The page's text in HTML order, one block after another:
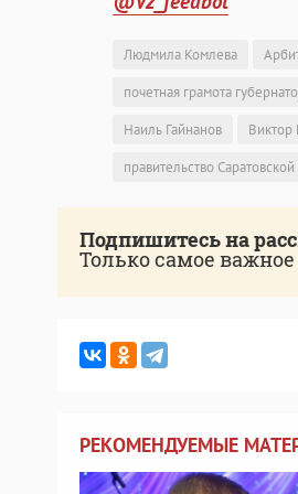
Людмила Комлева
почетная грамота
Наиль Гайнанов
Виктор
правительство
Подпишитесь на
Только самое важное
РЕКОМЕНДУЕМЫЕ